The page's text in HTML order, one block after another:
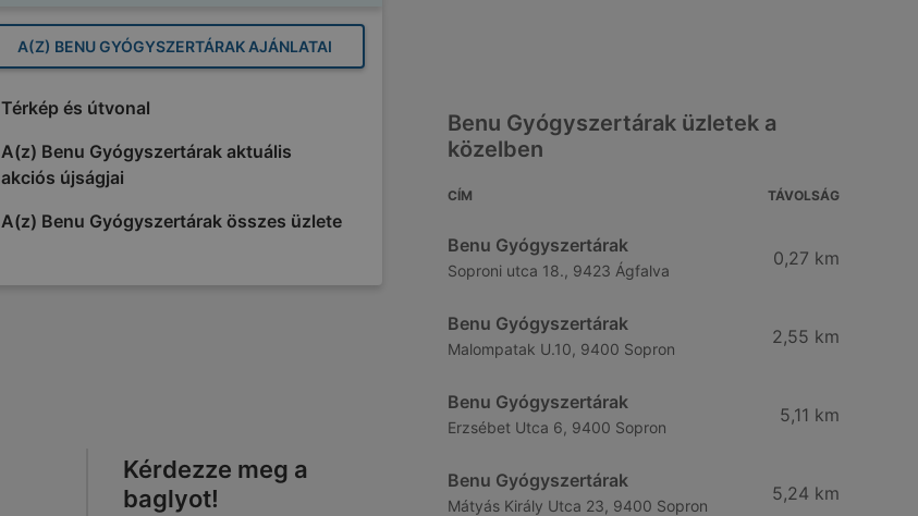
A(Z) BENU GYÓGYSZERTÁRAK AJÁNLATAI
Térkép és útvonal
A(z) Benu Gyógyszertárak aktuális
akciós újságjai
A(z) Benu Gyógyszertárak összes üzlete
Kérdezze meg a
baglyot!
Benu Gyógyszertárak üzletek a
közelben
CÍM TÁVOLSÁG
Benu Gyógyszertárak
Soproni utca 18., 9423 Ágfalva
0,27 km
Benu Gyógyszertárak
Malompatak U.10, 9400 Sopron
2,55 km
Benu Gyógyszertárak
Erzsébet Utca 6, 9400 Sopron
5,11 km
Benu Gyógyszertárak
Mátyás Király Utca 23, 9400 Sopron
5,24 km